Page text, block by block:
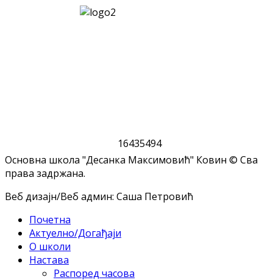
16435494
Основна школа "Десанка Максимовић" Ковин © Сва
права задржана.
Веб дизајн/Веб админ: Саша Петровић
Почетна
Актуелно/Догађаји
О школи
Настава
Распоред часова